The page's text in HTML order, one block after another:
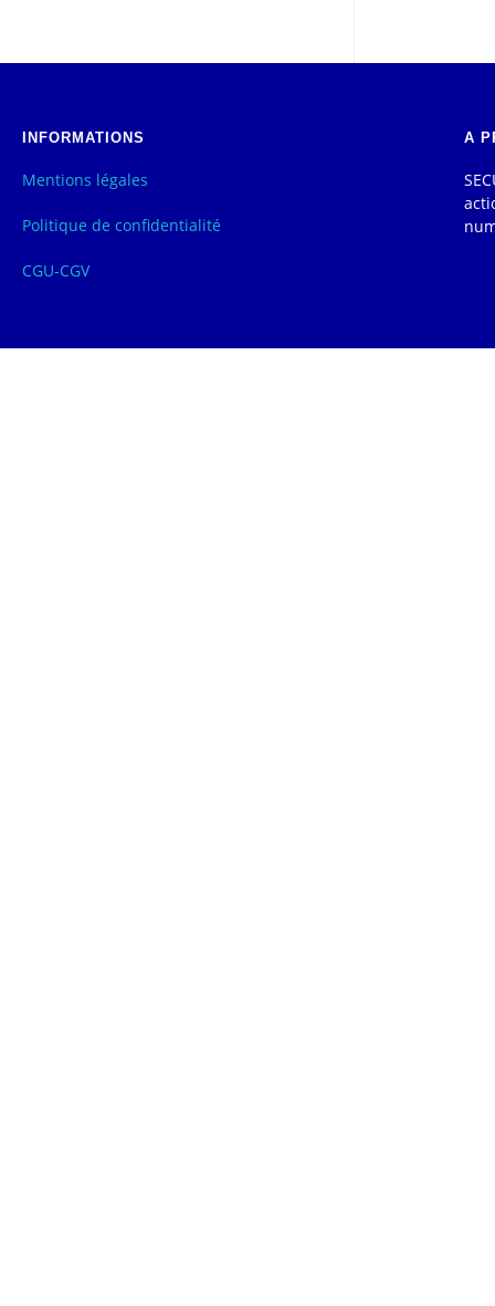
INFORMATIONS
Mentions légales
Politique de confidentialité
CGU-CGV
A